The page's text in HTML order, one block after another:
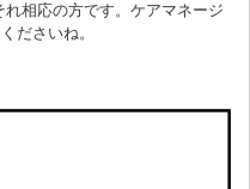
相応の方です。ケアマネージ
ださいね。